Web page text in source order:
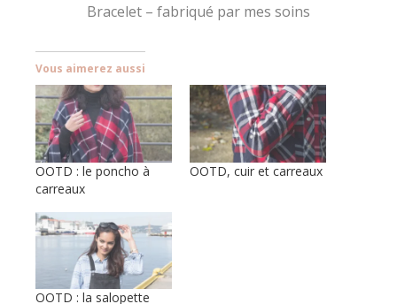
Bracelet – fabriqué par mes soins
Vous aimerez aussi
OOTD : le poncho à
carreaux
OOTD, cuir et carreaux
OOTD : la salopette